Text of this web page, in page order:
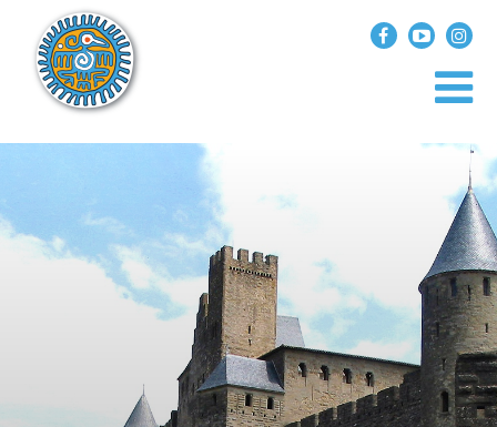
replica rolex air king watches
INICIO
EXPLORA EL MUNDO
DESTINOS
ARTÍCULOS
ENTREVISTAS
¿QUIÉN SOY?